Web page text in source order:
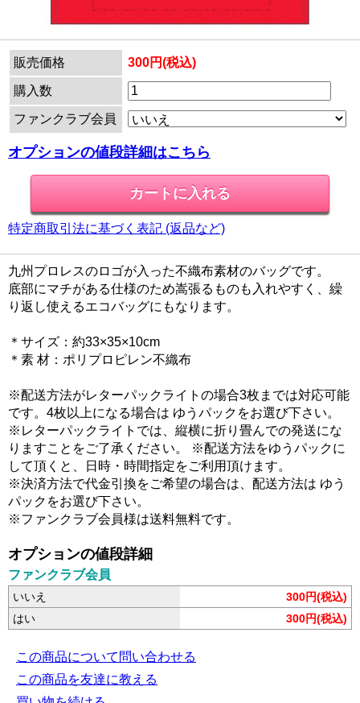
販売価格 300円(税込)
購入数
ファンクラブ会員
オプションの値段詳細はこちら
特定商取引法に基づく表記 (返品など)
九州プロレスのロゴが入った不織布素材のバッグです。
底部にマチがある仕様のため嵩張るものも入れやすく、繰
り返し使えるエコバッグにもなります。
＊サイズ：約33×35×10cm
＊素 材：ポリプロピレン不織布
※配送方法がレターパックライトの場合3枚までは対応可能
です。4枚以上になる場合は ゆうパックをお選び下さい。
※レターパックライトでは、縦横に折り畳んでの発送にな
りますことをご了承ください。 ※配送方法をゆうパックに
して頂くと、日時・時間指定をご利用頂けます。
※決済方法で代金引換をご希望の場合は、配送方法は ゆう
パックをお選び下さい。
※ファンクラブ会員様は送料無料です。
オプションの値段詳細
ファンクラブ会員
いいえ
300円(税込)
はい
300円(税込)
この商品について問い合わせる
この商品を友達に教える